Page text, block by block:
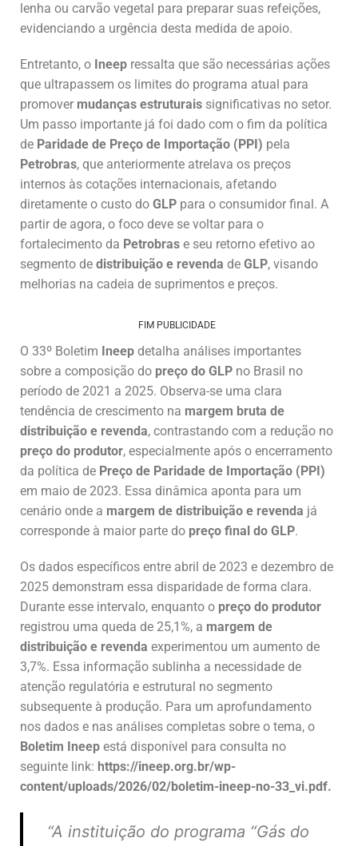
lenha ou carvão vegetal para preparar suas refeições,
evidenciando a urgência desta medida de apoio.
Entretanto, o Ineep ressalta que são necessárias ações
que ultrapassem os limites do programa atual para
promover mudanças estruturais significativas no setor.
Um passo importante já foi dado com o fim da política
de Paridade de Preço de Importação (PPI) pela
Petrobras, que anteriormente atrelava os preços
internos às cotações internacionais, afetando
diretamente o custo do GLP para o consumidor final. A
partir de agora, o foco deve se voltar para o
fortalecimento da Petrobras e seu retorno efetivo ao
segmento de distribuição e revenda de GLP, visando
melhorias na cadeia de suprimentos e preços.
FIM PUBLICIDADE
O 33º Boletim Ineep detalha análises importantes
sobre a composição do preço do GLP no Brasil no
período de 2021 a 2025. Observa-se uma clara
tendência de crescimento na margem bruta de
distribuição e revenda, contrastando com a redução no
preço do produtor, especialmente após o encerramento
da política de Preço de Paridade de Importação (PPI)
em maio de 2023. Essa dinâmica aponta para um
cenário onde a margem de distribuição e revenda já
corresponde à maior parte do preço final do GLP.
Os dados específicos entre abril de 2023 e dezembro de
2025 demonstram essa disparidade de forma clara.
Durante esse intervalo, enquanto o preço do produtor
registrou uma queda de 25,1%, a margem de
distribuição e revenda experimentou um aumento de
3,7%. Essa informação sublinha a necessidade de
atenção regulatória e estrutural no segmento
subsequente à produção. Para um aprofundamento
nos dados e nas análises completas sobre o tema, o
Boletim Ineep está disponível para consulta no
seguinte link: https://ineep.org.br/wp-
content/uploads/2026/02/boletim-ineep-no-33_vi.pdf.
“A instituição do programa “Gás do